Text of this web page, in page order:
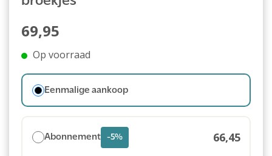
69,95
Op voorraad
Eenmalige aankoop
Abonnement -5% 66,45